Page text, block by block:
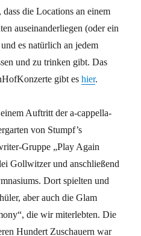
die Locations an einem
auseinanderliegen (oder ein
es natürlich an jedem
und zu trinken gibt. Das
gibt eshier.
Auftritt der a-cappella-
von Stumpf’s
Gruppe „Play Again
Gollwitzer und anschließend
Dort spielten und
aber auch die Glam
die wir miterlebten. Die
Hundert Zuschauern war